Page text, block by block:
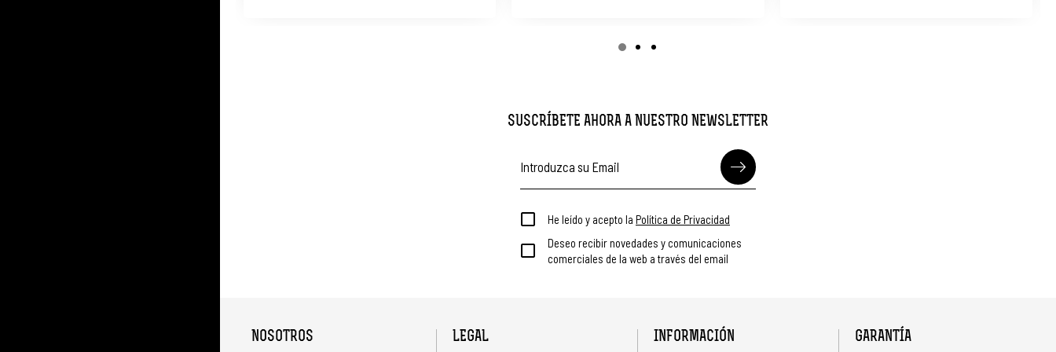
SUSCRÍBETE AHORA A NUESTRO NEWSLETTER
He leído y acepto la Política de Privacidad
Deseo recibir novedades y comunicaciones
comerciales de la web a través del email
NOSOTROS LEGAL INFORMACIÓN GARANTÍA